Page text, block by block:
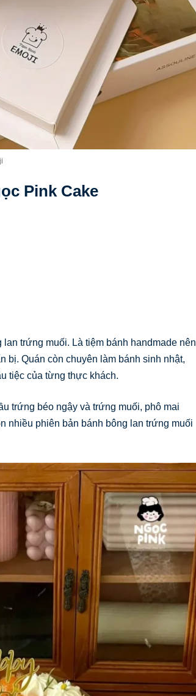
Pink Cake
trứng muối. Là tiệm bánh handmade nên
bị. Quán còn chuyên làm bánh sinh nhật,
tiệc của từng thực khách.
trứng béo ngậy và trứng muối, phô mai
nhiều phiên bản bánh bông lan trứng muối